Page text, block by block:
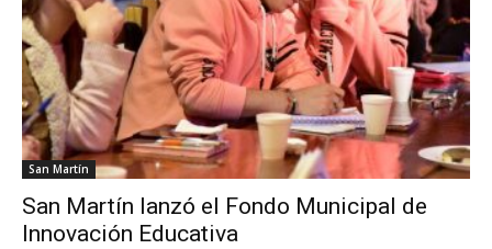
San Martín
San Martín lanzó el Fondo Municipal de
Innovación Educativa